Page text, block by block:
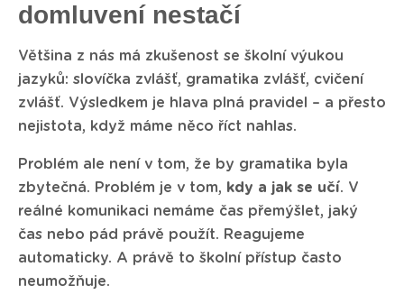
domluvení nestačí
Většina z nás má zkušenost se školní výukou
jazyků: slovíčka zvlášť, gramatika zvlášť, cvičení
zvlášť. Výsledkem je hlava plná pravidel – a přesto
nejistota, když máme něco říct nahlas.
Problém ale není v tom, že by gramatika byla
zbytečná. Problém je v tom, kdy a jak se učí. V
reálné komunikaci nemáme čas přemýšlet, jaký
čas nebo pád právě použít. Reagujeme
automaticky. A právě to školní přístup často
neumožňuje.